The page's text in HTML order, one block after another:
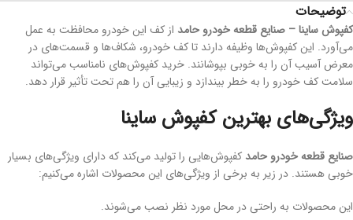
توضیحات
کفپوش ساینا – صنایع قطعه خودرو حامد از کف این خودرو محافظت به عمل
می‌آورد. این کفپوش‌ها وظیفه دارند تا کف خودرو، شکاف‌ها و قسمت‌های در
معرض آسیب آن را به خوبی بپوشانند. خرید کفپوش‌های نامناسب می‌تواند
سلامت کف خودرو را به خطر بیندازد و زیبایی آن را هم تحت تأثیر قرار دهد.
ویژگی‌های بهترین کفپوش ساینا
صنایع قطعه خودرو حامد کفپوش‌هایی را تولید می‌کند که دارای ویژگی‌های بسیار
خوبی هستند. در زیر به برخی از ویژگی‌های این محصولات اشاره می‌کنیم:
این محصولات به راحتی در محل مورد نظر نصب می‌شوند.